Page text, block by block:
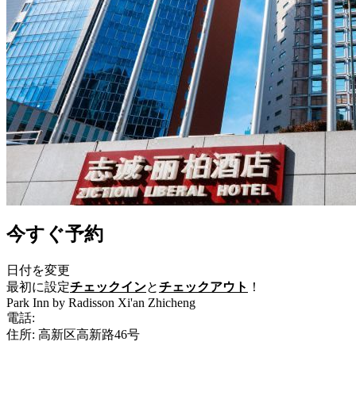
今すぐ予約
日付を変更
最初に設定チェックインとチェックアウト ！
Park Inn by Radisson Xi'an Zhicheng
電話:
住所: 高新区高新路46号